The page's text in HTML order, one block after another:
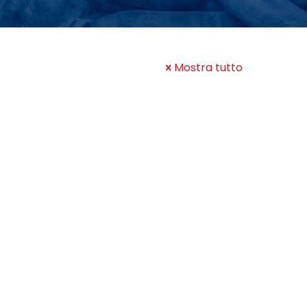
Mostra tutto